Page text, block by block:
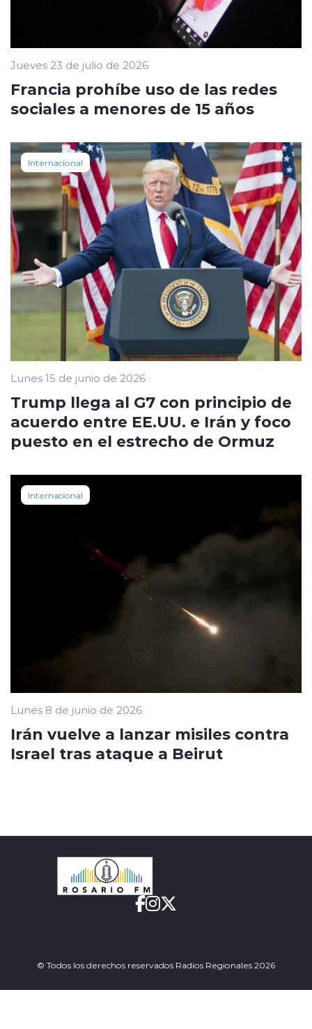
Jueves 23 de julio de 2026
Francia prohíbe uso de las redes
sociales a menores de 15 años
Internacional
Lunes 15 de junio de 2026
Trump llega al G7 con principio de
acuerdo entre EE.UU. e Irán y foco
puesto en el estrecho de Ormuz
Internacional
Lunes 8 de junio de 2026
Irán vuelve a lanzar misiles contra
Israel tras ataque a Beirut
© Todos los derechos reservados Radios Regionales 2026